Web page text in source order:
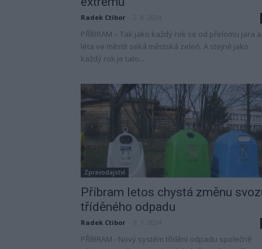
Radek Ctibor
PŘÍBRAM – Tak jako každý rok se od přelomu jara a
léta ve městě seká městská zeleň. A stejně jako
každý rok je tato...
Zpravodajství
Příbram letos chystá změnu
tříděného odpadu
Radek Ctibor
PŘÍBRAM - Nový systém třídění odpadu společně